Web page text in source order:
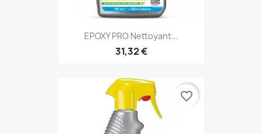
EPOXY PRO Nettoyant...
31,32 €
favorite_border